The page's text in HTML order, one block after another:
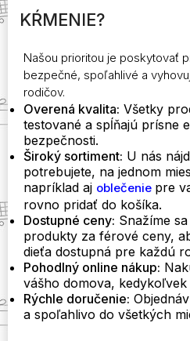
KŔMENIE?
Našou prioritou je poskytovať
bezpečné, spoľahlivé a
rodičov.
Overená kvalita: Všetky
testované a spĺňajú prísne
bezpečnosti.
Široký sortiment: U nás
potrebujete, na jednom
napríklad aj oblečenie pre
rovno pridať do košíka.
Dostupné ceny: Snažíme
produkty za férové ceny,
dieťa dostupná pre každú
Pohodlný online nákup:
vášho domova,
Rýchle doručenie:
a spoľahlivo do všetkých